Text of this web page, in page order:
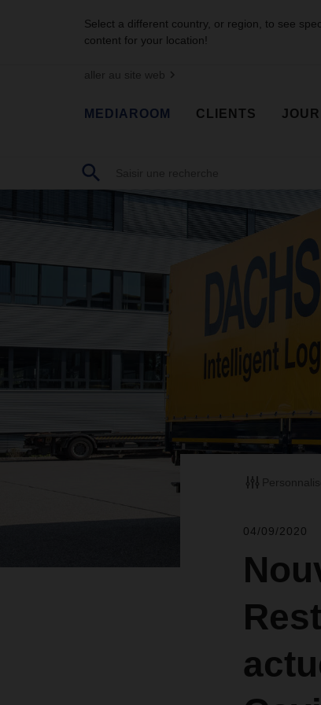
Select a different country, or region, to see
content for your location!
aller au site web
MEDIAROOM CLIENTS
04/09/2020